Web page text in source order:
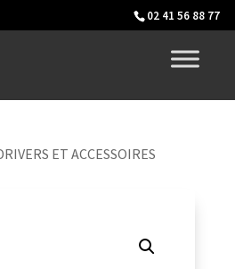
02 41 56 88 77
ET ACCESSOIRES